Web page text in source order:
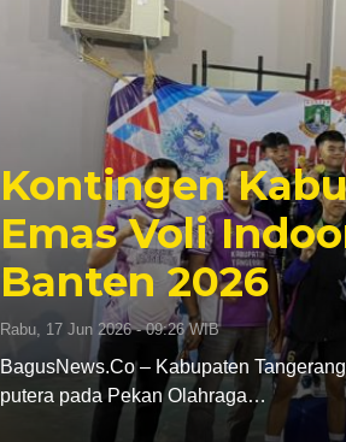
Kontingen
Emas Voli
Banten 2026
Rabu, 17 Jun 2026 - 09:26 WIB
BagusNews.Co – Kabupaten
putera pada Pekan Olahraga…